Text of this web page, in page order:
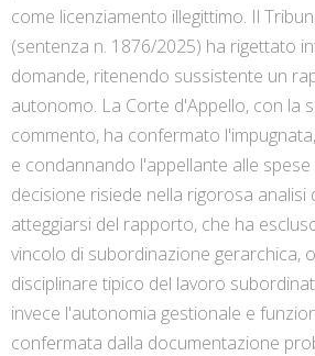
come licenziamento illegittimo. Il
(sentenza n. 1876/2025) ha rigettato
domande, ritenendo sussistente un
autonomo. La Corte d'Appello, con la
commento, ha confermato
e condannando l'appellante alle
decisione risiede nella rigorosa analisi
atteggiarsi del rapporto, che ha
vincolo di subordinazione gerarchica,
disciplinare tipico del lavoro
invece l'autonomia gestionale e
confermata dalla documentazione